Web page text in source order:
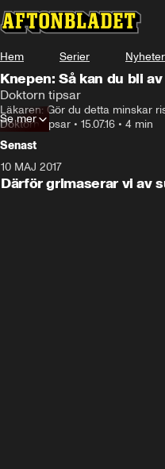
Hem Serier Nyheter
Knepen: Så kan du bli
Doktorn tipsar
Läkaren: Gör du detta minskar
Doktorn tipsar • 15.07.16 • 4 min
Se mer
Senast
10 MAJ 2017
Därför grimaserar vi av